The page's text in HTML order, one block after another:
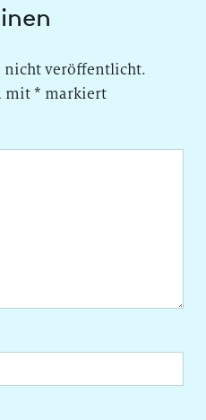
nicht veröffentlicht.
mit* markiert